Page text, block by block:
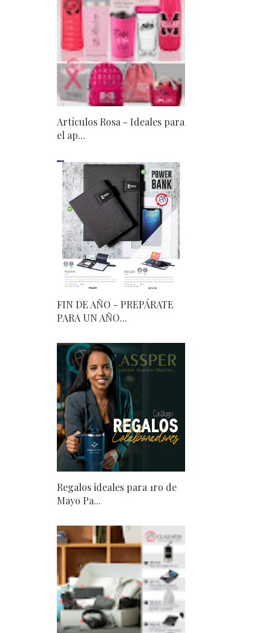
Artículos Rosa - Ideales para
el ap...
FIN DE AÑO - PREPÁRATE
PARA UN AÑO...
Regalos ideales para 1ro de
Mayo Pa...